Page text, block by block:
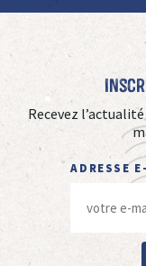
Recevez
ADRESSE